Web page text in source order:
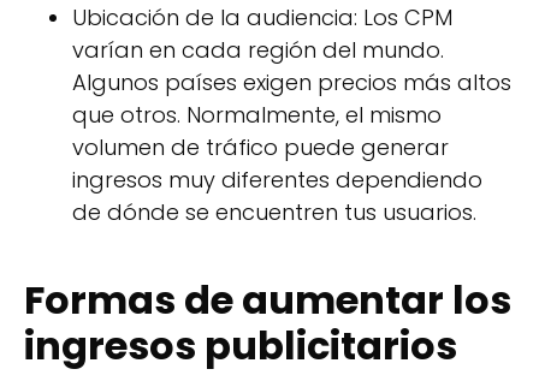
Ubicación de la audiencia: Los CPM
varían en cada región del mundo.
Algunos países exigen precios más altos
que otros. Normalmente, el mismo
volumen de tráfico puede generar
ingresos muy diferentes dependiendo
de dónde se encuentren tus usuarios.
Formas de aumentar los
ingresos publicitarios